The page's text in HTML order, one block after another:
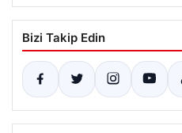
Bizi Takip Edin